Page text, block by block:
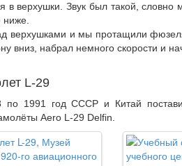
в верхушки. Звук был такой,
ниже.
верхушками и мы протащили
вниз, набрал немного скорости и
L-29
1991 год СССР и Китай
Aero L-29 Delfin.